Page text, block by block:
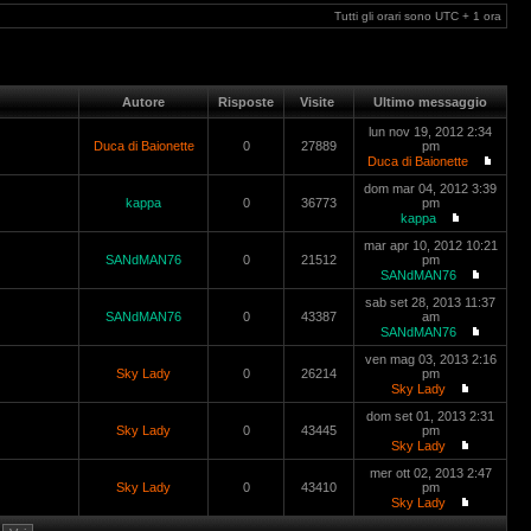
Tutti gli orari sono UTC + 1 ora
Autore Risposte Visite Ultimo messaggio
Duca di Baionette 0 27889
lun nov 19, 2012 2:34
pm
Duca di Baionette
kappa 0 36773
dom mar 04, 2012 3:39
pm
kappa
SANdMAN76 0 21512
mar apr 10, 2012 10:21
pm
SANdMAN76
SANdMAN76 0 43387
sab set 28, 2013 11:37
am
SANdMAN76
Sky Lady 0 26214
ven mag 03, 2013 2:16
pm
Sky Lady
Sky Lady 0 43445
dom set 01, 2013 2:31
pm
Sky Lady
Sky Lady 0 43410
mer ott 02, 2013 2:47
pm
Sky Lady